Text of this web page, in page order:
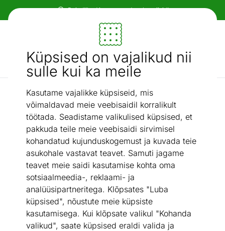
Küpsised on vajalikud nii
sulle kui ka meile
Kasutame vajalikke küpsiseid, mis
võimaldavad meie veebisaidil korralikult
töötada. Seadistame valikulised küpsised, et
pakkuda teile meie veebisaidi sirvimisel
kohandatud kujunduskogemust ja kuvada teie
asukohale vastavat teavet. Samuti jagame
teavet meie saidi kasutamise kohta oma
sotsiaalmeedia-, reklaami- ja
analüüsipartneritega. Klõpsates "Luba
küpsised", nõustute meie küpsiste
kasutamisega. Kui klõpsate valikul "Kohanda
valikud", saate küpsised eraldi valida ja
Paindlikud ja mugavad makseviisid!
Mööbel ja sisustus - ON24
Otsi...
AI otsing
Jalatsikapid / Jalanõudekapp Doorset